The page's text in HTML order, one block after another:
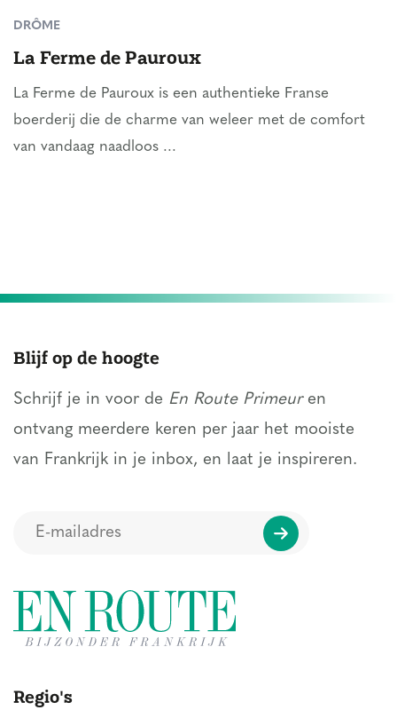
DRÔME
La Ferme de Pauroux
La Ferme de Pauroux is een authentieke Franse
boerderij die de charme van weleer met de comfort
van vandaag naadloos ...
Blijf op de hoogte
Schrijf je in voor de En Route Primeuren
ontvang meerdere keren per jaar het mooiste
van Frankrijk in je inbox, en laat je inspireren.
Regio's